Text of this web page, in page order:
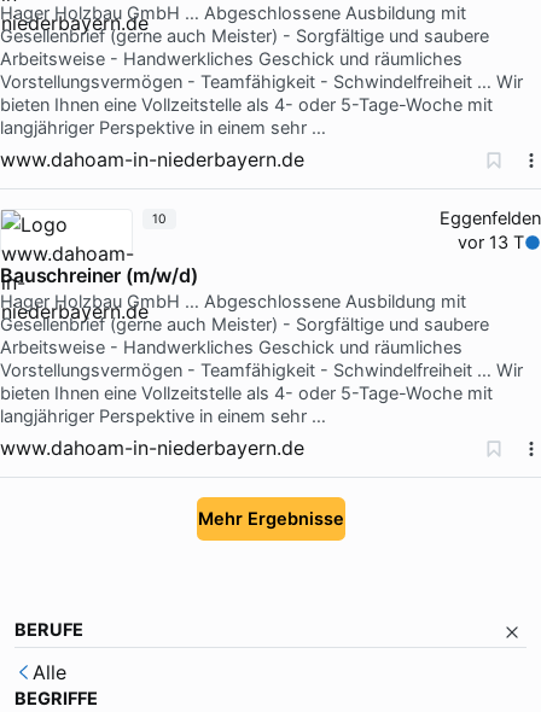
Hager Holzbau GmbH … Abgeschlossene Ausbildung mit
Gesellenbrief (gerne auch Meister) - Sorgfältige und saubere
Arbeitsweise - Handwerkliches Geschick und räumliches
Vorstellungsvermögen - Teamfähigkeit - Schwindelfreiheit … Wir
bieten Ihnen eine Vollzeitstelle als 4- oder 5-Tage-Woche mit
langjähriger Perspektive in einem sehr …
www.dahoam-in-niederbayern.de
Eggenfelden
vor 13 T
Bauschreiner (m/w/d)
Hager Holzbau GmbH … Abgeschlossene Ausbildung mit
Gesellenbrief (gerne auch Meister) - Sorgfältige und saubere
Arbeitsweise - Handwerkliches Geschick und räumliches
Vorstellungsvermögen - Teamfähigkeit - Schwindelfreiheit … Wir
bieten Ihnen eine Vollzeitstelle als 4- oder 5-Tage-Woche mit
langjähriger Perspektive in einem sehr …
www.dahoam-in-niederbayern.de
10
Mehr Ergebnisse
BERUFE
Alle
BEGRIFFE